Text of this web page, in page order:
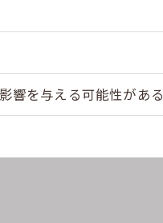
響を与える可能性がある